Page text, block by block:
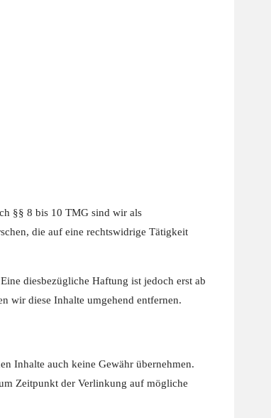
§§ 8 bis 10 TMG sind wir als
die auf eine rechtswidrige Tätigkeit
diesbezügliche Haftung ist jedoch erst ab
wir diese Inhalte umgehend entfernen.
Inhalte auch keine Gewähr übernehmen.
Zeitpunkt der Verlinkung auf mögliche